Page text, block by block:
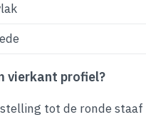
vierkant profiel?
tot de ronde staaf